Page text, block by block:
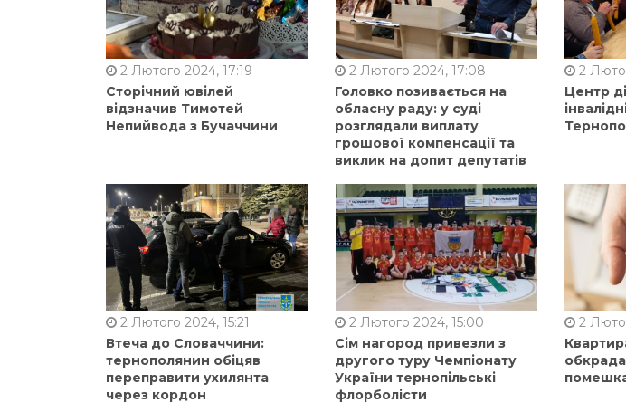
2 Лютого 2024, 17:19
Сторічний ювілей
відзначив Тимотей
Непийвода з Бучаччини
2 Лютого 2024, 17:08
Головко позивається на
обласну раду: у суді
розглядали виплату
грошової компенсації та
виклик на допит депутатів
2
Центр
2 Лютого 2024, 15:21
Втеча до Словаччини:
тернополянин обіцяв
переправити ухилянта
через кордон
2 Лютого 2024, 15:00
Сім нагород привезли з
другого туру Чемпіонату
України тернопільські
флорболісти
2